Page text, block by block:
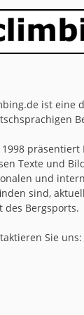
ist eine
1998
Texte und
und
sind,
des Bergsports.
Sie uns: